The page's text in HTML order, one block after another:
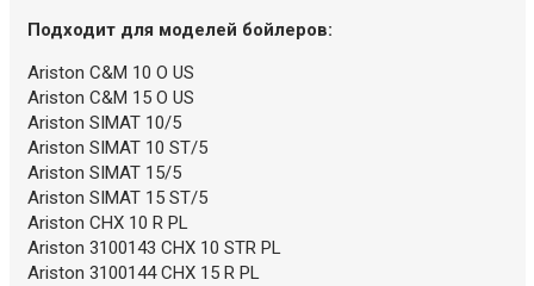
Подходит для моделей бойлеров:
Ariston C&M 10 O US
Ariston C&M 15 O US
Ariston SIMAT 10/5
Ariston SIMAT 10 ST/5
Ariston SIMAT 15/5
Ariston SIMAT 15 ST/5
Ariston CHX 10 R PL
Ariston 3100143 CHX 10 STR PL
Ariston 3100144 CHX 15 R PL